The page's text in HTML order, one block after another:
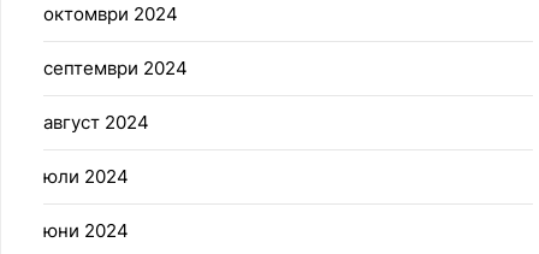
октомври 2024
септември 2024
август 2024
юли 2024
юни 2024